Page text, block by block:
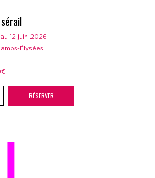
12 juin 2026
Élysées
RÉSERVER